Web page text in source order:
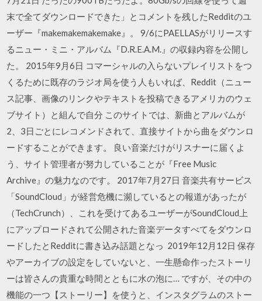
末で全てダウンロードできた」とコメントを残したRedditのユ
ーザー『makemakemakemake』。 9/6にPAELLASがリリースす
るニュー・ミニ・アルバム『D.R.E.A.M.』の収録内容を公開し
た。 2015年9月6日 コマーシャルの入らないプレイリストをつ
くるために既存のラジオ局を使う人もいれば、Reddit（ニュー
ス記事、画像のリンクやテキストを投稿できるアメリカのウェ
ブサイト）と組んで自分 このサイトでは、新曲とアルバムが
2、3日ごとにレコメンドされて、直接サイトから曲をダウンロ
ードすることができます。 良い音楽だけがリスナーに届くよ
う、サイト管理者が努力していることが『Free Music
Archive』の魅力なのです。 2017年7月27日 音楽共有サービス
「SoundCloud」が経営危機に瀕しているとの報道があったが
（TechCrunch）、これを受けてあるユーザーがSoundCloud上
にアップロードされて公開された音楽データすべてをダウンロ
ードしたとRedditに書き込み話題となっ 2019年12月12日 保存
やアーカイブの設定をしていないと、一生懸命作ったストーリ
ーは皆さんの貴重な時間とともに水の泡に… ですが、その中の
機能の一つ【ストーリー】を使うと、インスタグラムのストー